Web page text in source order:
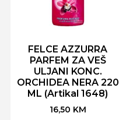
FELCE AZZURRA
PARFEM ZA VEŠ
ULJANI KONC.
ORCHIDEA NERA 220
ML (Artikal 1648)
16,50 KM